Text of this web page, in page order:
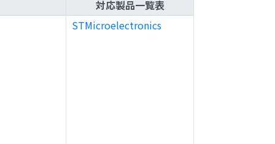
対応製品一覧表
STMicroelectronics